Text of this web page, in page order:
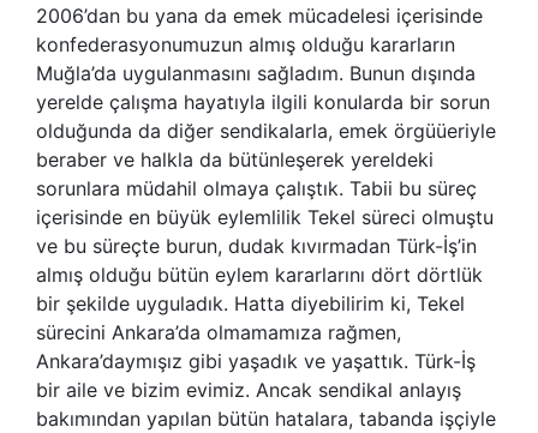
2006’dan bu yana da emek mücadelesi içerisinde
konfederasyonumuzun almış olduğu kararların
Muğla’da uygulanmasını sağladım. Bunun dışında
yerelde çalışma hayatıyla ilgili konularda bir sorun
olduğunda da diğer sendikalarla, emek örgüüeriyle
beraber ve halkla da bütünleşerek yereldeki
sorunlara müdahil olmaya çalıştık. Tabii bu süreç
içerisinde en büyük eylemlilik Tekel süreci olmuştu
ve bu süreçte burun, dudak kıvırmadan Türk-İş’in
almış olduğu bütün eylem kararlarını dört dörtlük
bir şekilde uyguladık. Hatta diyebilirim ki, Tekel
sürecini Ankara’da olmamamıza rağmen,
Ankara’daymışız gibi yaşadık ve yaşattık. Türk-İş
bir aile ve bizim evimiz. Ancak sendikal anlayış
bakımından yapılan bütün hatalara, tabanda işçiyle